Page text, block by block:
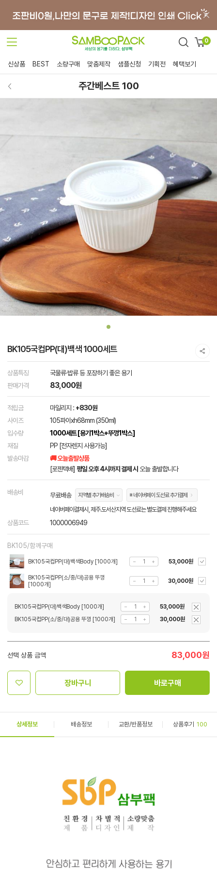
0
신상품 BEST 소량구매 맞춤제작 샘플신청 기획전 혜택보기
주간베스트 100
BK105국컵PP(대)백색 1000세트
상품특징
국물류·밥류 등 포장하기 좋은 용기
판매가격
83,000원
적립금 마일리지 : +830원
사이즈
105파이xh68mm (350ml)
입수량
1000세트 [용기1박스+뚜껑1박스]
재질
PP [전자렌지 사용가능]
발송마감
🚚 오늘출발상품
[로젠택배] 평일 오후 4시까지 결제 시 오늘 출발합니다
배송비 무료배송 지역별 추가배송비 ※ 네이버페이 도선료 추가결제
네이버페이결제시, 제주.도서산지역 도선료는 별도결제 진행해주세요
상품코드 1000006949
BK105/함께구매
BK105국컵PP(대)백색Body [1000개] 53,000원
BK105국컵PP(소/중/대)공용 뚜껑
[1000개]
30,000원
BK105국컵PP(대)백색Body [1000개]
53,000원
BK105국컵PP(소/중/대)공용 뚜껑 [1000개]
30,000원
선택 상품 금액 83,000원
장바구니 바로구매
상세정보 배송정보 교환/반품정보 상품후기 100